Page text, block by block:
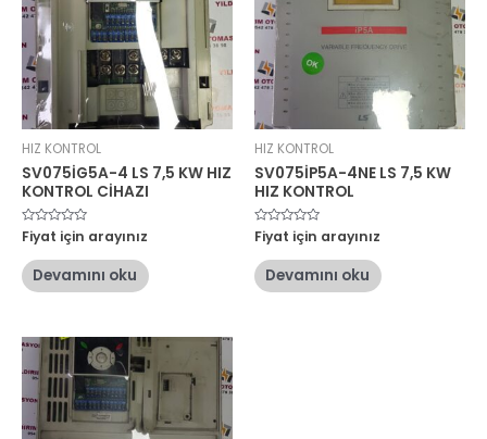
HIZ KONTROL
SV075İG5A-4 LS 7,5 KW HIZ
KONTROL CİHAZI
5
üzerinden
oy
aldı
Fiyat için arayınız
Devamını oku
HIZ KONTROL
SV075İP5A-4NE LS 7,5 KW
HIZ KONTROL
5
üzerinden
oy
aldı
Fiyat için arayınız
Devamını oku